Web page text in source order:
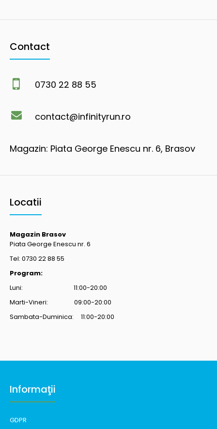
Contact
0730 22 88 55
contact@infinityrun.ro
Magazin: Piata George Enescu nr. 6, Brasov
Locatii
Magazin Brasov
Piata George Enescu nr. 6
Tel: 0730 22 88 55
Program:
Luni: 11:00-20:00
Marti-Vineri: 09:00-20:00
Sambata-Duminica: 11:00-20:00
Informaţii
GDPR